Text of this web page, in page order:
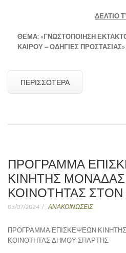
ΔΕΛΤΙΟ
ΘΕΜΑ:«ΓΝΩΣΤΟΠΟΙΗΣΗ
ΚΑΙΡΟΥ – ΟΔΗΓΙΕΣ ΠΡΟΣΤΑΣΙΑΣ».
ΠΕΡΙΣΣΌΤΕΡΑ
ΠΡΟΓΡΑΜΜΑ
ΚΙΝΗΤΗΣ
ΚΟΙΝΟΤΗΤΑΣ
03/07/2024 ΑΝΑΚΟΙΝΩΣΕΙΣ
ΠΡΟΓΡΑΜΜΑ ΕΠΙΣΚΕΨΕΩΝ
ΚΟΙΝΟΤΗΤΑΣ ΔΗΜΟΥ ΣΠΑΡΤΗΣ